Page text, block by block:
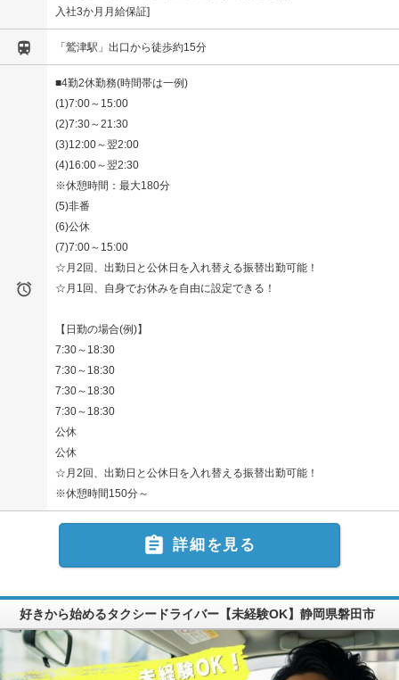
入社3か月月給保証
 「鷲津駅」出口から徒歩約15分

■4勤2休勤務(時間帯は一例)
(1)7:00～15:00
(2)7:30～21:30
(3)12:00～翌2:00
(4)16:00～翌2:30
※休憩時間：最大180分
(5)非番
(6)公休
(7)7:00～15:00
☆月2回、出勤日と公休日を入れ替える振替出勤可能！
☆月1回、自身でお休みを自由に設定できる！
【日勤の場合(例)】
7:30～18:30
7:30～18:30
7:30～18:30
7:30～18:30
公休
公休
☆月2回、出勤日と公休日を入れ替える振替出勤可能！
※休憩時間150分～
 詳細を見る
好きから始めるタクシードライバー【未経験OK】静岡県磐田市